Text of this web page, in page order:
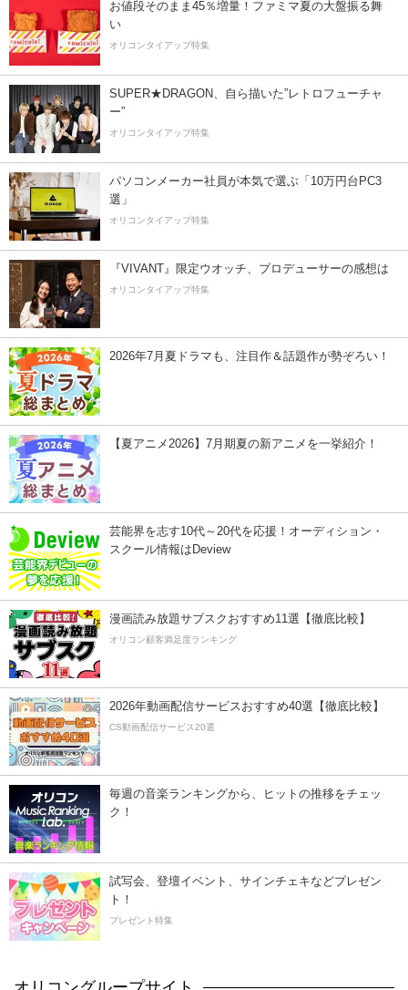
お値段そのまま45％増量！ファミマ夏の大盤振る舞
い
オリコンタイアップ特集
SUPER★DRAGON、自ら描いた”レトロフューチャ
ー”
オリコンタイアップ特集
パソコンメーカー社員が本気で選ぶ「10万円台PC3
選」
オリコンタイアップ特集
『VIVANT』限定ウオッチ、プロデューサーの感想は
オリコンタイアップ特集
2026年7月夏ドラマも、注目作＆話題作が勢ぞろい！
【夏アニメ2026】7月期夏の新アニメを一挙紹介！
芸能界を志す10代～20代を応援！オーディション・
スクール情報はDeview
漫画読み放題サブスクおすすめ11選【徹底比較】
オリコン顧客満足度ランキング
2026年動画配信サービスおすすめ40選【徹底比較】
CS動画配信サービス20選
毎週の音楽ランキングから、ヒットの推移をチェッ
ク！
試写会、登壇イベント、サインチェキなどプレゼン
ト！
プレゼント特集